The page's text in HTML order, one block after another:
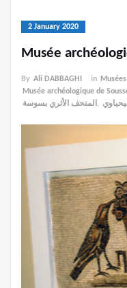
2 January 2020
Musée
By Ali DABBAGHI in Musées
Musée archéologique de
المتحف الأثري بسوسة ,